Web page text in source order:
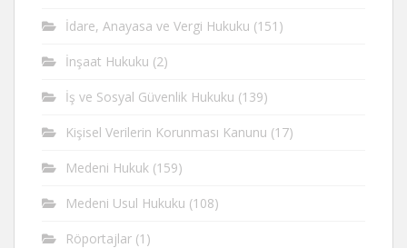
İdare, Anayasa ve Vergi Hukuku (151)
İnşaat Hukuku (2)
İş ve Sosyal Güvenlik Hukuku (139)
Kişisel Verilerin Korunması Kanunu (17)
Medeni Hukuk (159)
Medeni Usul Hukuku (108)
Röportajlar (1)